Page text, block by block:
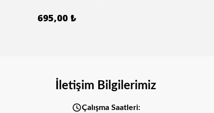
695,00 ₺
İletişim Bilgilerimiz
Çalışma Saatleri: